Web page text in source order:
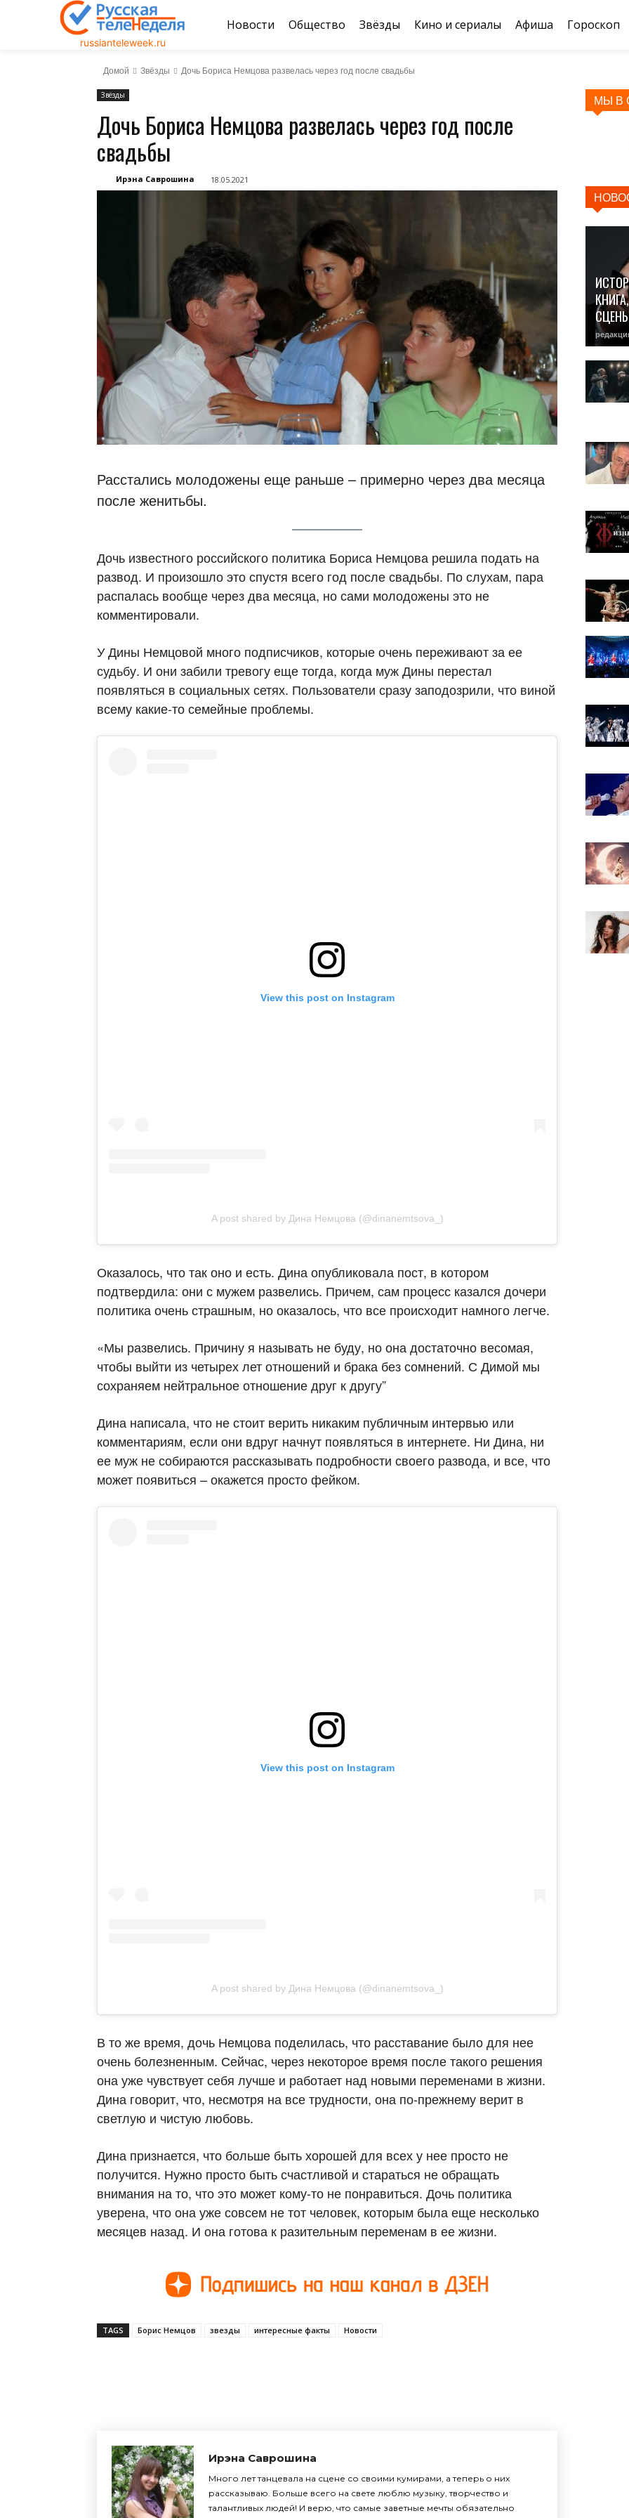
russianteleweek.ru
Новости Общество Звёзды Кино и сериалы Афиша Гороскоп
Домой Звёзды Дочь Бориса Немцова развелась через год после свадьбы
Звёзды
Дочь Бориса Немцова развелась через год после
свадьбы
Ирэна Саврошина 18.05.2021
Расстались молодожены еще раньше – примерно через два месяца
после женитьбы.
Дочь известного российского политика Бориса Немцова решила подать на
развод. И произошло это спустя всего год после свадьбы. По слухам, пара
распалась вообще через два месяца, но сами молодожены это не
комментировали.
У Дины Немцовой много подписчиков, которые очень переживают за ее
судьбу. И они забили тревогу еще тогда, когда муж Дины перестал
появляться в социальных сетях. Пользователи сразу заподозрили, что виной
всему какие-то семейные проблемы.
View this post on Instagram
A post shared by Дина Немцова (@dinanemtsova_)
Оказалось, что так оно и есть. Дина опубликовала пост, в котором
подтвердила: они с мужем развелись. Причем, сам процесс казался дочери
политика очень страшным, но оказалось, что все происходит намного легче.
«Мы развелись. Причину я называть не буду, но она достаточно весомая,
чтобы выйти из четырех лет отношений и брака без сомнений. С Димой мы
сохраняем нейтральное отношение друг к другу”
Дина написала, что не стоит верить никаким публичным интервью или
комментариям, если они вдруг начнут появляться в интернете. Ни Дина, ни
ее муж не собираются рассказывать подробности своего развода, и все, что
может появиться – окажется просто фейком.
View this post on Instagram
A post shared by Дина Немцова (@dinanemtsova_)
В то же время, дочь Немцова поделилась, что расставание было для нее
очень болезненным. Сейчас, через некоторое время после такого решения
она уже чувствует себя лучше и работает над новыми переменами в жизни.
Дина говорит, что, несмотря на все трудности, она по-прежнему верит в
светлую и чистую любовь.
Дина признается, что больше быть хорошей для всех у нее просто не
получится. Нужно просто быть счастливой и стараться не обращать
внимания на то, что это может кому-то не понравиться. Дочь политика
уверена, что она уже совсем не тот человек, которым была еще несколько
месяцев назад. И она готова к разительным переменам в ее жизни.
TAGS Борис Немцов звезды интересные факты Новости
Ирэна Саврошина
Много лет танцевала на сцене со своими кумирами, а теперь о них
рассказываю. Больше всего на свете люблю музыку, творчество и
талантливых людей! И верю, что самые заветные мечты обязательно
МЫ В